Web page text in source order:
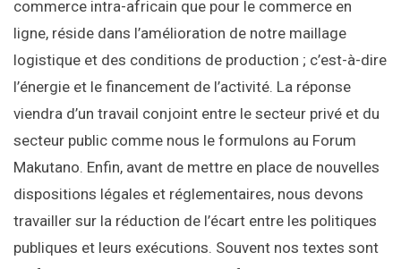
commerce intra-africain que pour le commerce en
ligne, réside dans l’amélioration de notre maillage
logistique et des conditions de production ; c’est-à-dire
l’énergie et le financement de l’activité. La réponse
viendra d’un travail conjoint entre le secteur privé et du
secteur public comme nous le formulons au Forum
Makutano. Enfin, avant de mettre en place de nouvelles
dispositions légales et réglementaires, nous devons
travailler sur la réduction de l’écart entre les politiques
publiques et leurs exécutions. Souvent nos textes sont